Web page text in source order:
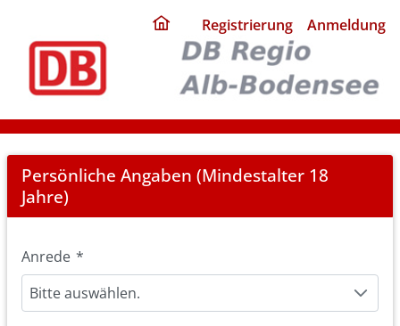
home
page
Registrierung Anmeldung
Registration
Persönliche Angaben (Mindestalter 18
Jahre)
Anrede *
Bitte auswählen.